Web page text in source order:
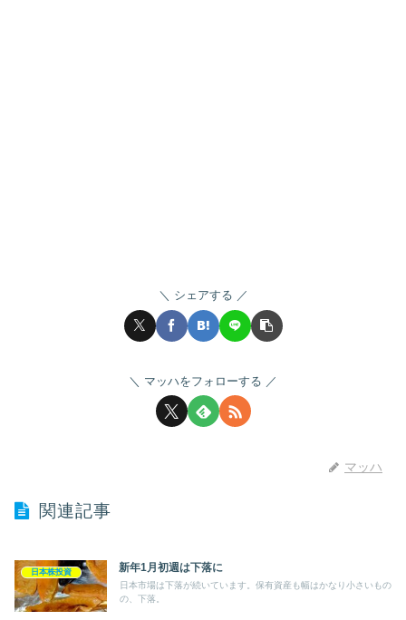
シェアする
マッハをフォローする
マッハ
関連記事
日本株投資 新年1月初週は下落に
日本市場は下落が続いています。保有資産も幅はかなり小さいもの
の、下落。